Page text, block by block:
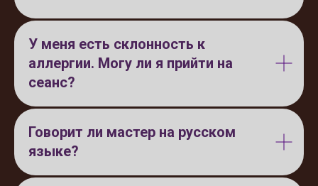
У меня есть склонность к
аллергии. Могу ли я прийти на
сеанс?
Говорит ли мастер на русском
языке?